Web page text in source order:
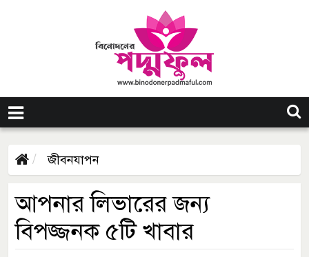
জীবনযাপন
আপনার লিভারের জন্য
বিপজ্জনক ৫টি খাবার